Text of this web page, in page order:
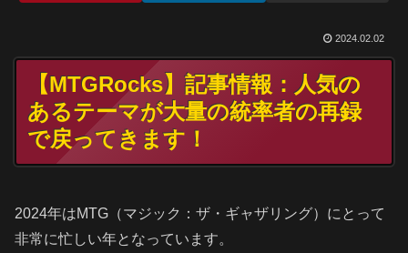
2024.02.02
【MTGRocks】記事情報：人気の
あるテーマが大量の統率者の再録
で戻ってきます！
2024年はMTG（マジック：ザ・ギャザリング）にとって
非常に忙しい年となっています。